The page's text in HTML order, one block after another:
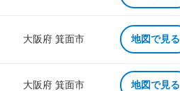
大阪府 箕面市 地図で見る
大阪府 箕面市 地図で見る